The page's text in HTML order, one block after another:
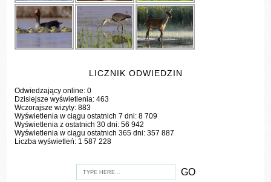
LICZNIK ODWIEDZIN
Odwiedzający online:0
Dzisiejsze wyświetlenia:463
Wczorajsze wizyty:883
Wyświetlenia w ciągu ostatnich 7 dni:8 709
Wyświetlenia z ostatnich 30 dni:56 942
Wyświetlenia w ciągu ostatnich 365 dni:357 887
Liczba wyświetleń: 1 587 228